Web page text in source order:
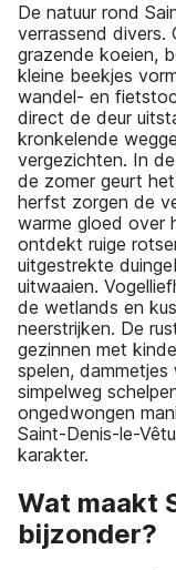
De natuur rond
verrassend divers.
grazende koeien,
kleine beekjes
wandel- en
direct de deur
kronkelende
vergezichten. In
de zomer geurt
herfst zorgen de
warme gloed over
ontdekt ruige
uitgestrekte
uitwaaien.
de wetlands en
neerstrijken. De
gezinnen met
spelen,
simpelweg
ongedwongen
Saint-Denis-le-
karakter.
Wat maakt
bijzonder?